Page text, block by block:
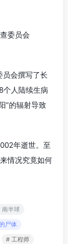
委员会
员会撰写了长
个人陆续生病
”的辐射导致
年逝世。至
情况究竟如何
南半球
尸体
# 工程师